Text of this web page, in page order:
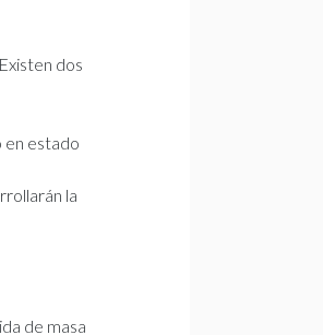
dos
en estado
la
de masa